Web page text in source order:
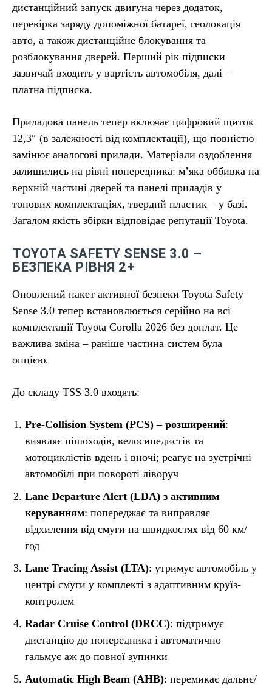
дистанційний запуск двигуна через додаток,
перевірка заряду допоміжної батареї, геолокація
авто, а також дистанційне блокування та
розблокування дверей. Перший рік підписки
зазвичай входить у вартість автомобіля, далі –
платна підписка.
Приладова панель тепер включає цифровий щиток
12,3″ (в залежності від комплектації), що повністю
замінює аналогові прилади. Матеріали оздоблення
залишились на рівні попередника: м’яка оббивка на
верхній частині дверей та панелі приладів у
топових комплектаціях, твердий пластик – у базі.
Загалом якість збірки відповідає репутації Toyota.
TOYOTA SAFETY SENSE 3.0 –
БЕЗПЕКА РІВНЯ 2+
Оновлений пакет активної безпеки Toyota Safety
Sense 3.0 тепер встановлюється серійно на всі
комплектації Toyota Corolla 2026 без доплат. Це
важлива зміна – раніше частина систем була
опцією.
До складу TSS 3.0 входять:
Pre-Collision System (PCS) – розширений:
виявляє пішоходів, велосипедистів та
мотоциклістів вдень і вночі; реагує на зустрічні
автомобілі при повороті ліворуч
Lane Departure Alert (LDA) з активним
керуванням: попереджає та виправляє
відхилення від смуги на швидкостях від 60 км/
год
Lane Tracing Assist (LTA): утримує автомобіль у
центрі смуги у комплекті з адаптивним круїз-
контролем
Radar Cruise Control (DRCC): підтримує
дистанцію до попередника і автоматично
гальмує аж до повної зупинки
Automatic High Beam (AHB): перемикає дальнє/